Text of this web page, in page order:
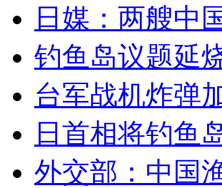
山西运城恶犬咬伤多人 警民合力深
女孩北京地铁殴打老人 痛下狠手拳
无痛分娩是否安全 医生回应
外交部：反对强权政治霸凌主义
日媒：两艘中
钓鱼岛议题延
台军战机炸弹
日首相将钓鱼
外交部：中国